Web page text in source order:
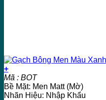
+
Mã : BOT
Bề Mặt: Men Matt (Mờ)
Nhãn Hiệu: Nhập Khẩu